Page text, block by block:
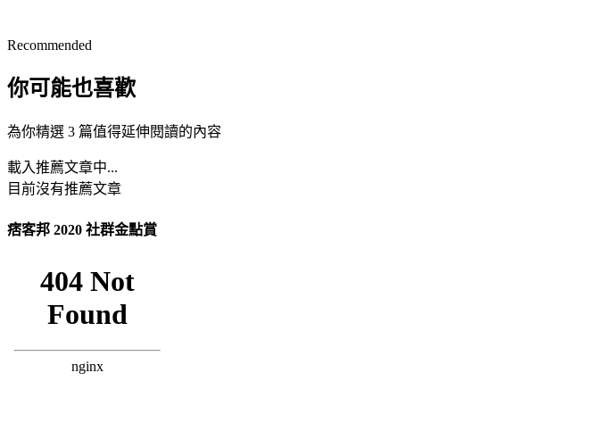
Recommended
你可能也喜歡
為你精選 3 篇值得延伸閱讀的內容
載入推薦文章中...
目前沒有推薦文章
痞客邦 2020 社群金點賞